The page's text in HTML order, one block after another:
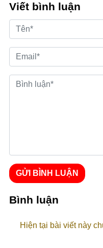
Viết bình luận
GỬI BÌNH LUẬN
Bình luận
Hiện tại bài viết này